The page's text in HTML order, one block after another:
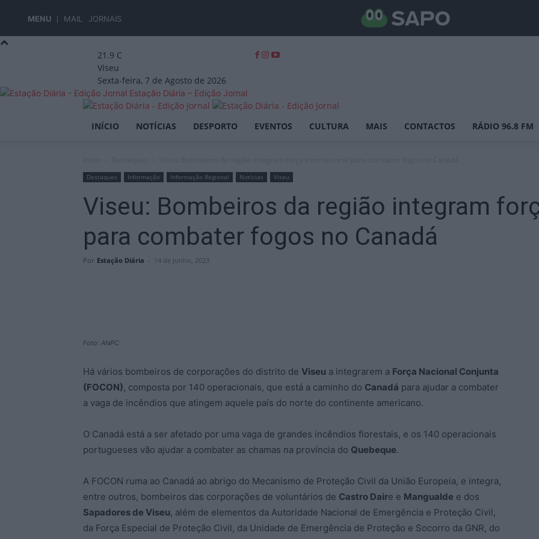
MENU MAIL JORNAIS
21.9 C
Viseu
Sexta-feira, 7 de Agosto de 2026
Estação Diária – Edição Jornal
INÍCIO NOTÍCIAS DESPORTO EVENTOS CULTURA MAIS CONTACTOS RÁDIO 96.8 FM
Destaques Informação Informação Regional Notícias Viseu
Viseu: Bombeiros da região integram
para combater fogos no Canadá
Por Estação Diária - 14 de Junho, 2023
Foto: ANPC
Há vários bombeiros de corporações do distrito de Viseu a integrarem a Força Nacional Conjunta
(FOCON), composta por 140 operacionais, que está a caminho do Canadá para ajudar a combater
a vaga de incêndios que atingem aquele país do norte do continente americano.
O Canadá está a ser afetado por uma vaga de grandes incêndios florestais, e os 140 operacionais
portugueses vão ajudar a combater as chamas na província do Quebeque.
A FOCON ruma ao Canadá ao abrigo do Mecanismo de Proteção Civil da União Europeia, e integra,
entre outros, bombeiros das corporações de voluntários de Castro Daire e Mangualde e dos
Sapadores de Viseu, além de elementos da Autoridade Nacional de Emergência e Proteção Civil,
da Força Especial de Proteção Civil, da Unidade de Emergência de Proteção e Socorro da GNR, do